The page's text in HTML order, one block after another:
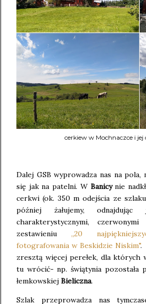
cerkiew w Mochnaczce i jej
Dalej GSB wyprowadza nas na
się jak na patelni. W Banicynie
cerkwi (ok. 350 m odejścia ze
później żałujemy,
charakterystycznymi,
zestawieniu ,,20
fotografowania w Beskidzie Niskim".
zresztą więcej perełek, dla których
tu wrócić- np. świątynia pozostała
łemkowskiej Bieliczna.
Szlak przeprowadza nas